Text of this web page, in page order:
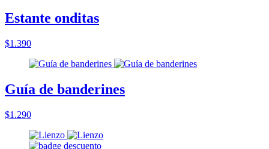
Estante onditas
$1.390
Guía de banderines
$1.290